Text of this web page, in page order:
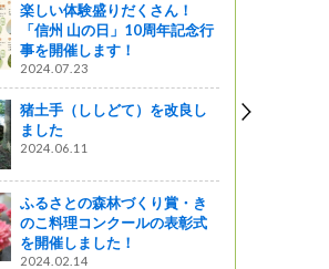
楽しい体験盛りだくさん！
「信州 山の日」10周年記念行
事を開催します！
2024.07.23
猪土手（ししどて）を改良し
ました
2024.06.11
ふるさとの森林づくり賞・き
のこ料理コンクールの表彰式
を開催しました！
2024.02.14